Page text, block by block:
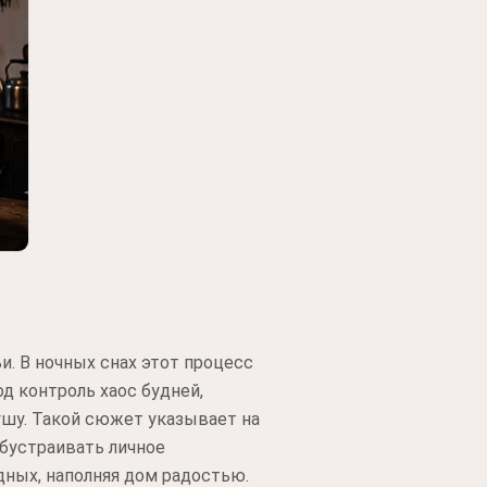
В ночных снах этот процесс
контроль хаос будней,
Такой сюжет указывает на
личное
наполняя дом радостью.